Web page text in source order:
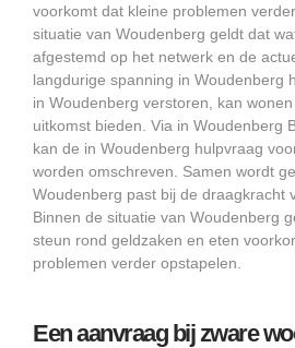
voorkomt dat kleine problemen
situatie van Woudenberg geldt dat
afgestemd op het netwerk en de
langdurige spanning in Woudenberg
in Woudenberg verstoren, kan
uitkomst bieden. Via in Woudenberg
kan de in Woudenberg hulpvraag
worden omschreven. Samen wordt
Woudenberg past bij de draagkracht
Binnen de situatie van Woudenberg
steun rond geldzaken en eten
problemen verder opstapelen.
Een aanvraag bij zware